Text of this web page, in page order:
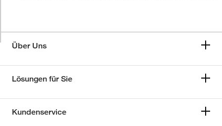
Über Uns
Lösungen für Sie
Kundenservice